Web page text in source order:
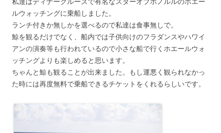
ルウォッチングに乗船しました。
ランチ付きか無しかを選べるので私達は食事無しで。
鯨を観るだけでなく、船内では子供向けのフラダンスやハワイ
アンの演奏等も行われているので小さな船で行くホエールウォ
ッチングよりも楽しめると思います。
ちゃんと鯨も観ることが出来ました。もし運悪く観られなかっ
た時には再度無料で乗船できるチケットをくれるらしいです。